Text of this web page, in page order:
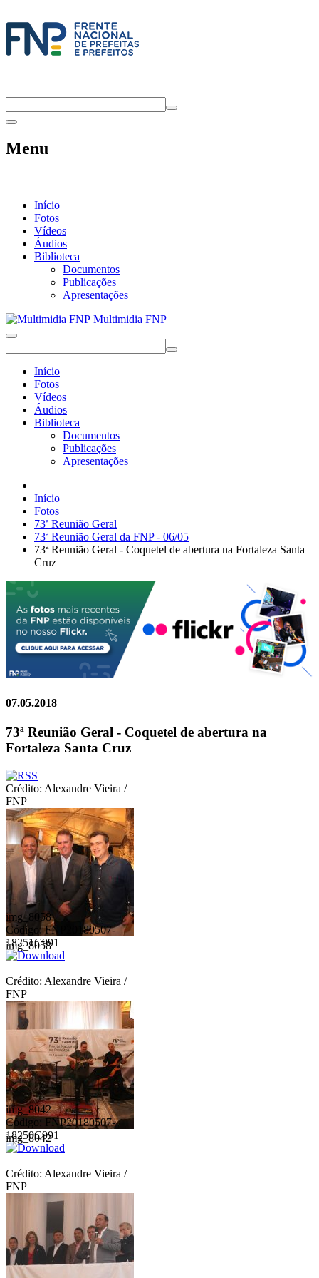
Menu
Início
Fotos
Vídeos
Áudios
Biblioteca
Documentos
Publicações
Apresentações
Multimidia FNP
Início
Fotos
Vídeos
Áudios
Biblioteca
Documentos
Publicações
Apresentações
Início
Fotos
73ª Reunião Geral
73ª Reunião Geral da FNP - 06/05
73ª Reunião Geral - Coquetel de abertura na Fortaleza Santa
Cruz
07.05.2018
73ª Reunião Geral - Coquetel de abertura na
Fortaleza Santa Cruz
Crédito: Alexandre Vieira /
FNP
img_8058
img_8058
Código: FNP20180507-
18251C991
Crédito: Alexandre Vieira /
FNP
img_8042
img_8042
Código: FNP20180507-
18250C991
Crédito: Alexandre Vieira /
FNP